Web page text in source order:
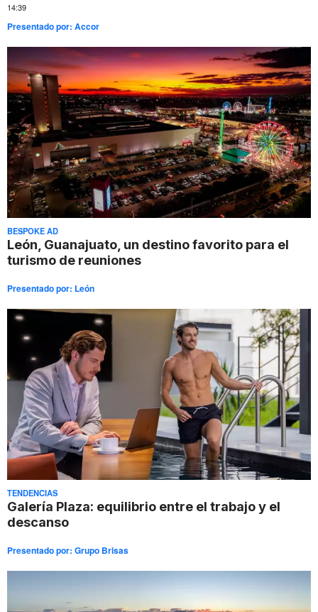
14:39
Presentado por: Accor
BESPOKE AD
León, Guanajuato, un destino favorito para el
turismo de reuniones
Presentado por: León
TENDENCIAS
Galería Plaza: equilibrio entre el trabajo y el
descanso
Presentado por: Grupo Brisas